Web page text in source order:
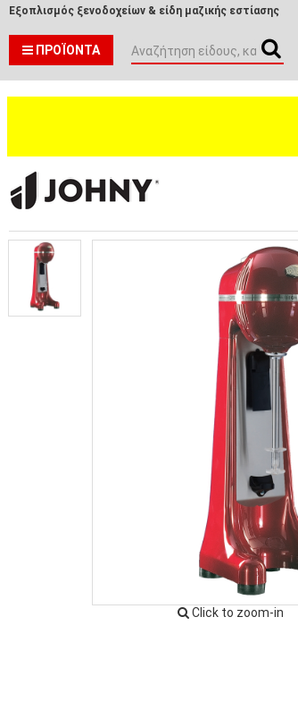
Εξοπλισμός ξενοδοχείων & είδη μαζικής εστίασης
ΠΡΟΪΌΝΤΑ
Click to zoom-in